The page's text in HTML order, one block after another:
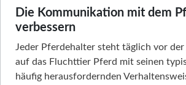
Die Kommunikation mit dem
verbessern
Jeder Pferdehalter steht täglich vor der
auf das Fluchttier Pferd mit seinen
häufig herausfordernden